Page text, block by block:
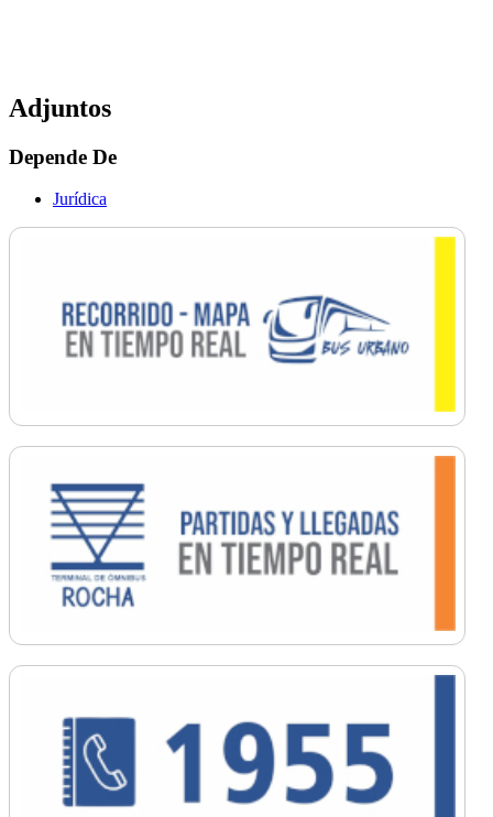
Adjuntos
Depende De
Jurídica